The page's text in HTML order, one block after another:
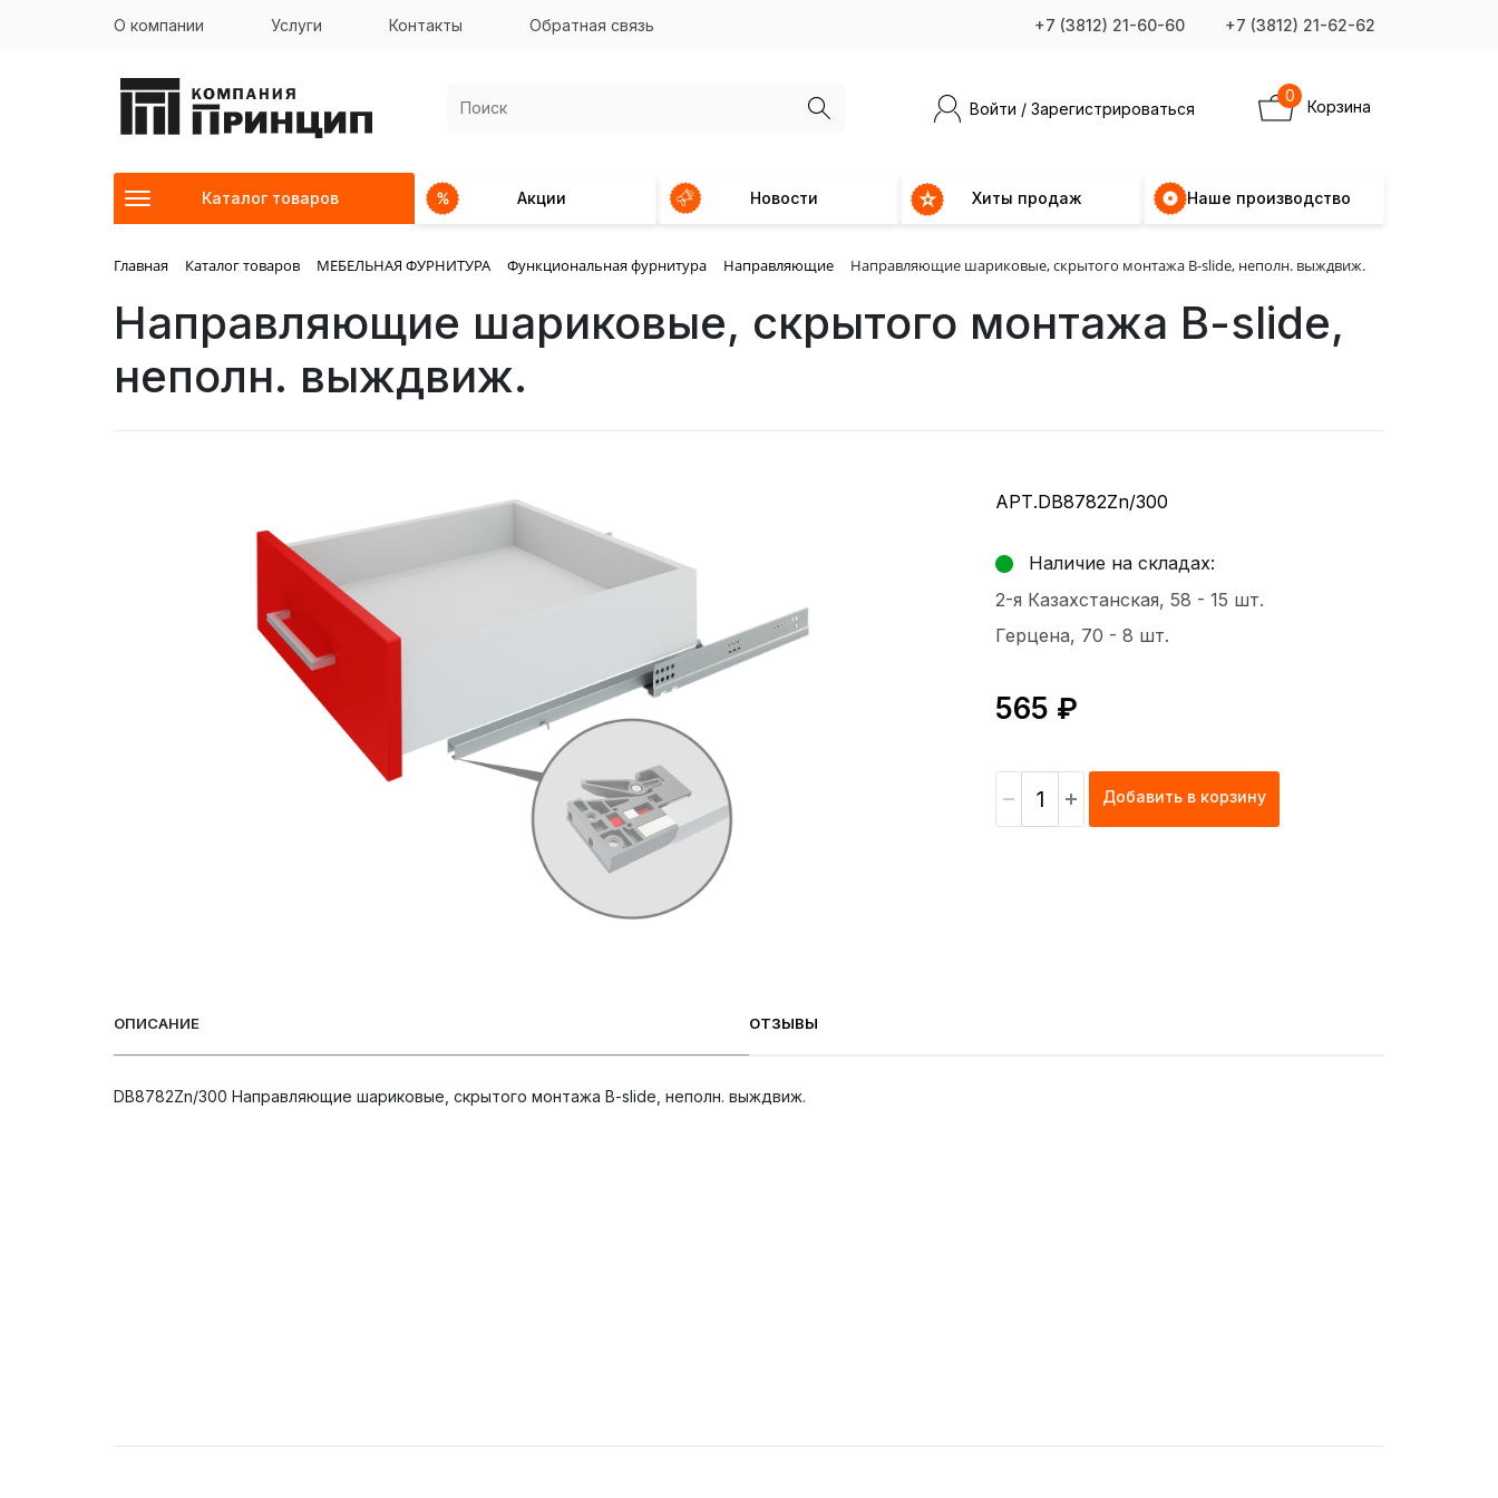
О компании Услуги Контакты Обратная связь +7 (3812) 21-60-60 +7 (3812) 21-62-62
Войти / Зарегистрироваться Корзина
0
Каталог товаров Акции Новости Хиты продаж Наше производство
Главная Каталог товаров МЕБЕЛЬНАЯ ФУРНИТУРА Функциональная фурнитура Направляющие Направляющие шариковые, скрытого монтажа B-slide, неполн. выждвиж.
Направляющие шариковые, скрытого монтажа B-slide,
неполн. выждвиж.
АРТ.DB8782Zn/300
Наличие на складах:
2-я Казахстанская, 58 - 15 шт.
Герцена, 70 - 8 шт.
565 ₽
Добавить в корзину
ОПИСАНИЕ ОТЗЫВЫ
DB8782Zn/300 Направляющие шариковые, скрытого монтажа B-slide, неполн. выждвиж.